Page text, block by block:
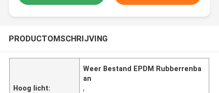
PRODUCTOMSCHRIJVING
Hoog licht:
Weer Bestand EPDM Rubberrenba
an
,